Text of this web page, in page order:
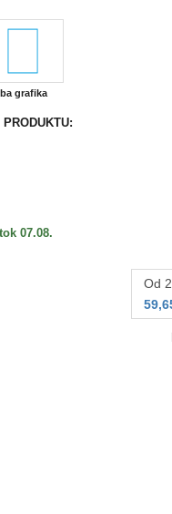
grafika
07.08.
Od